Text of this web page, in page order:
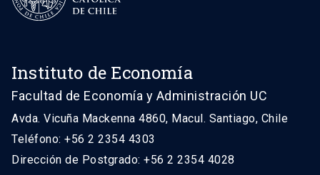
Instituto de Economía
Facultad de Economía y Administración UC
Avda. Vicuña Mackenna 4860, Macul. Santiago, Chile
Teléfono: +56 2 2354 4303
Dirección de Postgrado: +56 2 2354 4028